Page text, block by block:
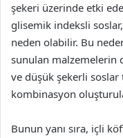
şekeri üzerinde etki
glisemik indeksli
neden olabilir. Bu
sunulan malzemelerin
ve düşük şekerli
kombinasyon
Bunun yanı sıra, içli